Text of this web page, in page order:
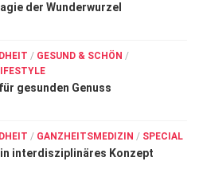
der Wunderwurzel
/ GESUND & SCHÖN /
gesunden Genuss
/ GANZHEITSMEDIZIN / SPECIAL
interdisziplinäres Konzept